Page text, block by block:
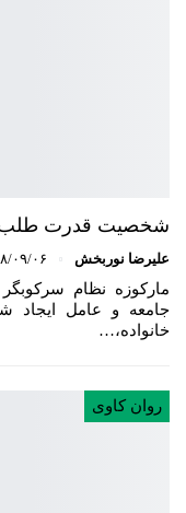
شخصیت قدرت
علیرضا نوربخش ۱۳۹۸/
مارکوزه نظام
جامعه و عامل
خانواده،…
روان کاوی